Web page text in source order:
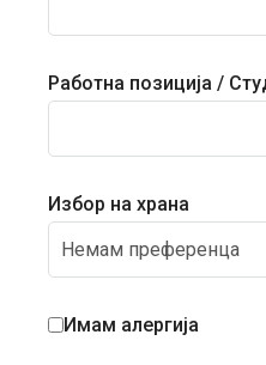
Работна позиција /
Избор на храна
Имам алергија